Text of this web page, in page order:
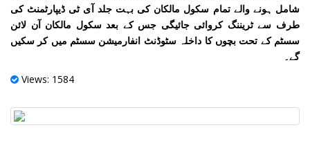
شامل ہونے والے تمام سکول مالکان کی بہت جلد آی ٹی ڈیپارٹمنٹ کی
طرف سے ٹریننگ کروائی جائیگی جس کے بعد سکول مالکان آن لائن
سسٹم کے تحت بچوں کا داخلہ سٹوڈنٹ انفارمیشن سسٹم میں کر سکیں
گے۔
Views: 1584